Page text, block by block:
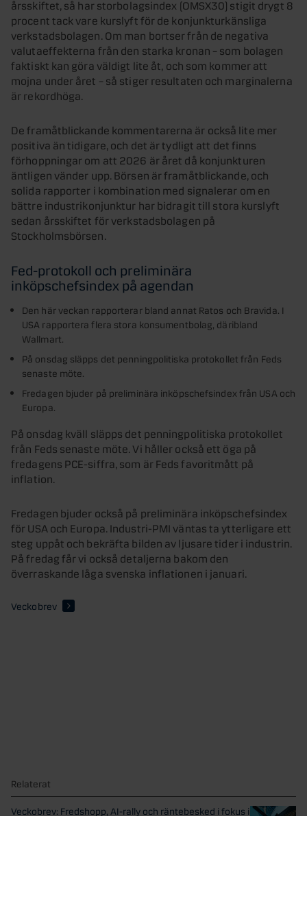
årsskiftet, så har storbolagsindex (OMSX30) stigit drygt 8
procent tack vare kurslyft för de konjunkturkänsliga
verkstadsbolagen. Om man bortser från de negativa
valutaeffekterna från den starka kronan – som bolagen
faktiskt kan göra väldigt lite åt, och som kommer att
mojna under året – så stiger resultaten och marginalerna
är rekordhöga.
De framåtblickande kommentarerna är också lite mer
positiva än tidigare, och det är tydligt att det finns
förhoppningar om att 2026 är året då konjunkturen
äntligen vänder upp. Börsen är framåtblickande, och
solida rapporter i kombination med signalerar om en
bättre industrikonjunktur har bidragit till stora kurslyft
sedan årsskiftet för verkstadsbolagen på
Stockholmsbörsen.
Fed-protokoll och preliminära
inköpschefsindex på agendan
Den här veckan rapporterar bland annat Ratos och Bravida. I
USA rapportera flera stora konsumentbolag, däribland
Wallmart.
På onsdag släpps det penningpolitiska protokollet från Feds
senaste möte.
Fredagen bjuder på preliminära inköpschefsindex från USA och
Europa.
På onsdag kväll släpps det penningpolitiska protokollet
från Feds senaste möte. Vi håller också ett öga på
fredagens PCE-siffra, som är Feds favoritmått på
inflation.
Fredagen bjuder också på preliminära inköpschefsindex
för USA och Europa. Industri-PMI väntas ta ytterligare ett
steg uppåt och bekräfta bilden av ljusare tider i industrin.
På fredag får vi också detaljerna bakom den
överraskande låga svenska inflationen i januari.
Veckobrev
Relaterat
Veckobrev: Fredshopp, AI-rally och räntebesked i fokus i